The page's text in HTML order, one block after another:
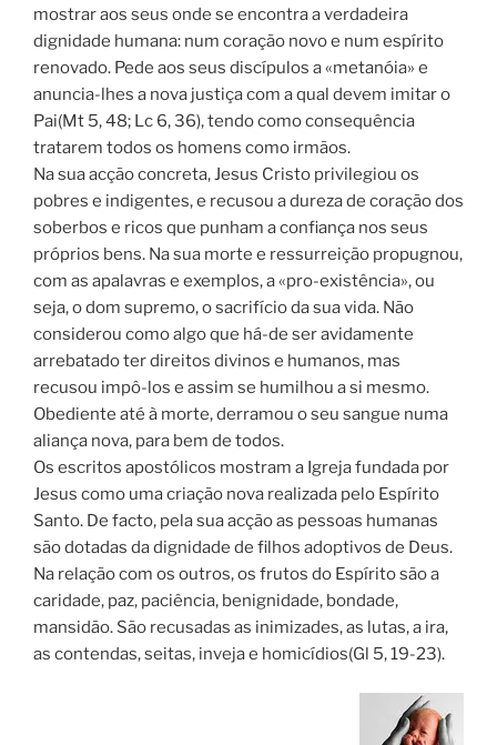
mostrar aos seus onde se encontra a verdadeira
dignidade humana: num coração novo e num espírito
renovado. Pede aos seus discípulos a «metanóia» e
anuncia-lhes a nova justiça com a qual devem imitar o
Pai(Mt 5, 48; Lc 6, 36), tendo como consequência
tratarem todos os homens como irmãos.
Na sua acção concreta, Jesus Cristo privilegiou os
pobres e indigentes, e recusou a dureza de coração dos
soberbos e ricos que punham a confiança nos seus
próprios bens. Na sua morte e ressurreição propugnou,
com as apalavras e exemplos, a «pro-existência», ou
seja, o dom supremo, o sacrifício da sua vida. Não
considerou como algo que há-de ser avidamente
arrebatado ter direitos divinos e humanos, mas
recusou impô-los e assim se humilhou a si mesmo.
Obediente até à morte, derramou o seu sangue numa
aliança nova, para bem de todos.
Os escritos apostólicos mostram a Igreja fundada por
Jesus como uma criação nova realizada pelo Espírito
Santo. De facto, pela sua acção as pessoas humanas
são dotadas da dignidade de filhos adoptivos de Deus.
Na relação com os outros, os frutos do Espírito são a
caridade, paz, paciência, benignidade, bondade,
mansidão. São recusadas as inimizades, as lutas, a ira,
as contendas, seitas, inveja e homicídios(Gl 5, 19-23).